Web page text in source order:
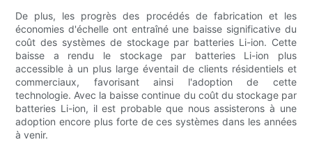
De plus, les progrès des procédés de fabrication et les
économies d'échelle ont entraîné une baisse significative du
coût des systèmes de stockage par batteries Li-ion. Cette
baisse a rendu le stockage par batteries Li-ion plus
accessible à un plus large éventail de clients résidentiels et
commerciaux, favorisant ainsi l'adoption de cette
technologie. Avec la baisse continue du coût du stockage par
batteries Li-ion, il est probable que nous assisterons à une
adoption encore plus forte de ces systèmes dans les années
à venir.